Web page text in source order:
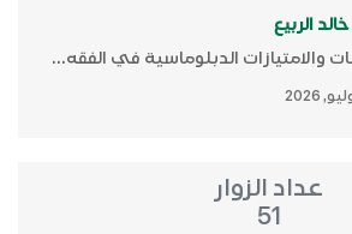
الربيع
والامتيازات الدبلوماسية في الفقه...
عداد الزوار
51